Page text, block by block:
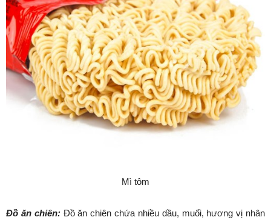
Mì tôm
Đồ ăn chiên: Đồ ăn chiên chứa nhiều dầu, muối, hương vị nhân